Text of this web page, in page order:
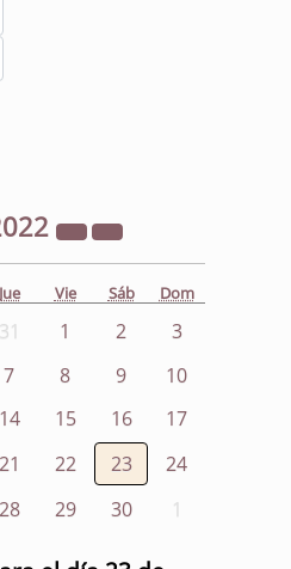
Jue Vie Sáb Dom
31 1 2
3
7 8 9
10
14 15 16
17
21 22 23
24
28 29 30 1